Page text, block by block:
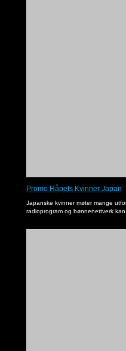
Promo Håpets Kvinner Japan
Japanske kvinner møter mange
radioprogram og bønnenettverk